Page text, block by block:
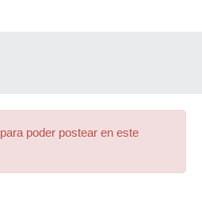
para poder postear en este